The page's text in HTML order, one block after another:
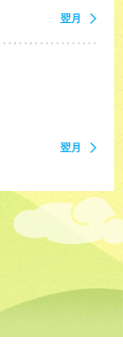
翌月
翌月